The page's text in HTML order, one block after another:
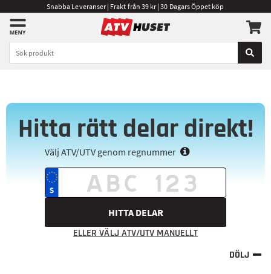
Snabba Leveranser | Frakt från 39 kr | 30 Dagars Öppet köp
Hitta rätt delar direkt!
Välj ATV/UTV genom regnummer
HITTA DELAR
ELLER VÄLJ ATV/UTV MANUELLT
DÖLJ